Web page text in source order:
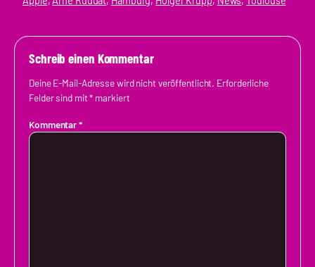
Schreib einen Kommentar
Deine E-Mail-Adresse wird nicht veröffentlicht. Erforderliche
Felder sind mit* markiert
Kommentar*